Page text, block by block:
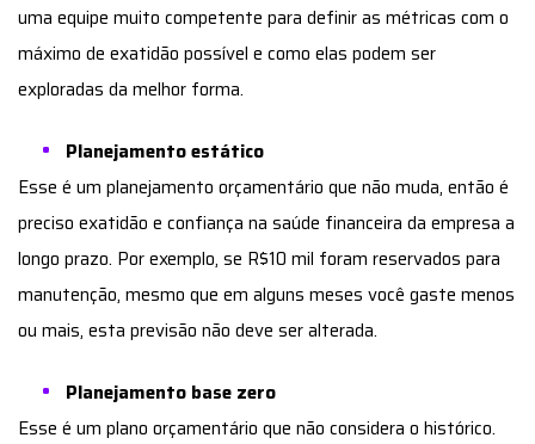
uma equipe muito competente para definir as métricas com o
máximo de exatidão possível e como elas podem ser
exploradas da melhor forma.
Planejamento estático
Esse é um planejamento orçamentário que não muda, então é
preciso exatidão e confiança na saúde financeira da empresa a
longo prazo. Por exemplo, se R$10 mil foram reservados para
manutenção, mesmo que em alguns meses você gaste menos
ou mais, esta previsão não deve ser alterada.
Planejamento base zero
Esse é um plano orçamentário que não considera o histórico.